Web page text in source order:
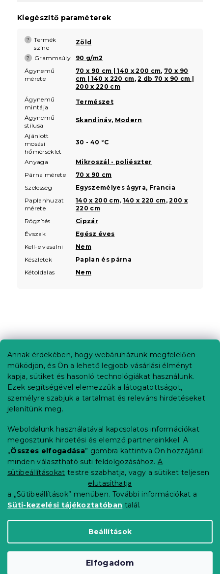
Annak érdekében, hogy webáruházunk megfelelően
működjön, és Ön a lehető legjobb vásárlási élményt
kapja, sütiket és hasonló technológiákat használunk.
Ezek segítségével elemezzük a látogatottságot,
személyre szabjuk a tartalmat és releváns hirdetéseket
jelenítünk meg.
Weboldalunk használatával kapcsolatos információkat
megosztunk hirdetési és elemző partnereinkkel. A
„Összes elfogadása” gombra kattintva Ön hozzájárul
minden választható süti feldolgozásához. A
sütibeállításokat testre szabhatja, vagy a sütiket teljesen
elutasíthatja
a „Sütibeállítások” menüben. További információkat a
Süti-kezelési tájékoztatóban talál.
Beállítások
Elfogadom
Kiegészítő paraméterek
?
Termék
színe
Zöld
? Grammsúly
90 g/m2
Ágynemű
mérete
70 x 90 cm | 140 x 200 cm, 70 x 90
cm | 140 x 220 cm,2 db 70 x 90 cm |
200 x 220 cm
Ágynemű
mintája
Természet
Ágynemű
stílusa
Skandináv, Modern
Ajánlott
mosási
hőmérséklet
30 - 40 °C
Anyaga
Mikroszál - poliészter
Párna mérete
70 x 90 cm
Szélesség
Egyszemélyes ágyra, Francia
Paplanhuzat
mérete
140 x 200 cm, 140 x 220 cm,200 x
220 cm
Rögzítés
Cipzár
Évszak
Egész éves
Kell-e vasalni
Nem
Készletek
Paplan és párna
Kétoldalas
Nem
á
Információ az Ön számára
Rendelés követése
Szállítási lehetőségek
Fizetési lehetőségek
Reklamáció és áruvisszaküldés
Elérhetőség
Általános szerződési feltételek
Adatvédelmi nyilatkozat
Blog
Partnereinknek
Copyright 2026Elerheto otthon. Minden jog
Süti beállítások szerkesztése